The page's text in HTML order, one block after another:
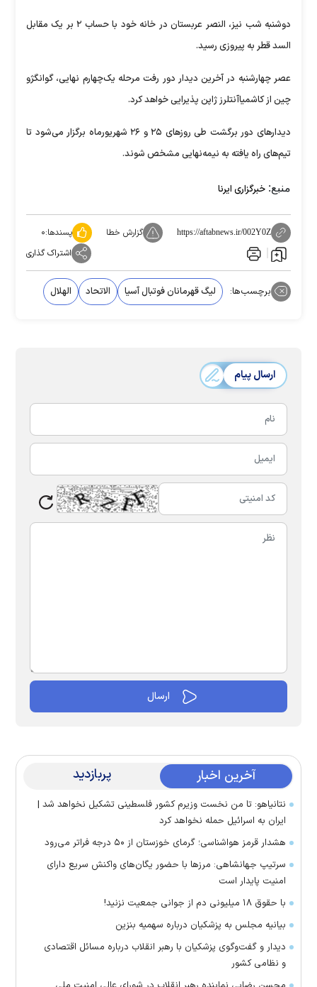
دوشنبه شب نیز، النصر عربستان در خانه خود با حساب ۲ بر یک مقابل
السد قطر به پیروزی رسید.
عصر چهارشنبه در آخرین دیدار دور رفت مرحله یک‌چهارم نهایی، گوانگژو
چین از کاشمیاآنتلرز ژاپن پذیرایی خواهد کرد.
دیدارهای دور برگشت طی روزهای ۲۵ و ۲۶ شهریورماه برگزار می‌شود تا
تیم‌های راه یافته به نیمه‌نهایی مشخص شوند.
منبع: خبرگزاری ایرنا
https://aftabnews.ir/002Y0Z گزارش خطا پسندها:۰
اشتراک گذاری
برچسب‌ها: لیگ قهرمانان فوتبال آسیا الاتحاد الهلال
ارسال پیام
آخرین اخبار پربازدید
نتانیاهو: تا من نخست وزیرم کشور فلسطینی تشکیل نخواهد شد |
ایران به اسرائیل حمله نخواهد کرد
هشدار قرمز هواشناسی؛ گرمای خوزستان از ۵۰ درجه فراتر می‌رود
سرتیپ جهانشاهی: مرز‌ها با حضور یگان‌های واکنش سریع دارای
امنیت پایدار است
با حقوق ۱۸ میلیونی دم از جوانی جمعیت نزنید!
بیانیه مجلس به پزشکیان درباره سهمیه بنزین
دیدار و گفت‌وگوی پزشکیان با رهبر انقلاب درباره مسائل اقتصادی
و نظامی کشور